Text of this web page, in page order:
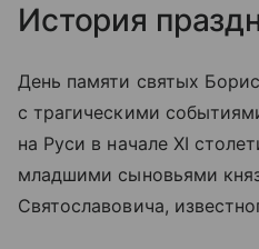
История
День памяти святых
с трагическими
на Руси в начале XI
младшими сыновьями
Святославовича,